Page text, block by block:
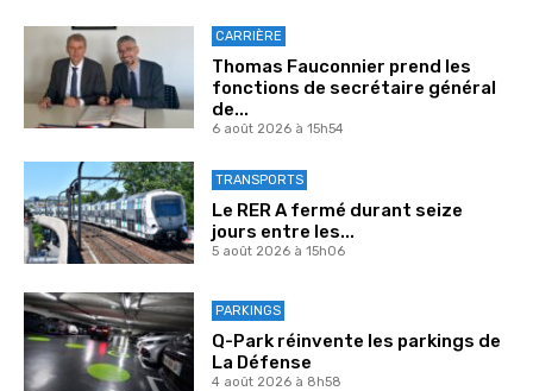
CARRIÈRE
Thomas Fauconnier prend les
fonctions de secrétaire général
de...
6 août 2026 à 15h54
TRANSPORTS
Le RER A fermé durant seize
jours entre les...
5 août 2026 à 15h06
PARKINGS
Q-Park réinvente les parkings de
La Défense
4 août 2026 à 8h58